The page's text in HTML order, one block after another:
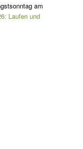
am
Laufen und